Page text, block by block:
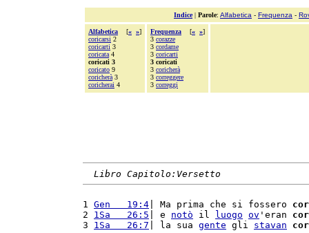
Indice| Parole: Alfabetica - Frequenza -
Alfabetica [« »]
coricarsi 2
coricarti 3
coricata 4
coricati 3
coricato 9
coricherà 3
coricherai 4
Frequenza [« »]
3 corazze
3 cordame
3 coricarti
3 coricati
3 coricherà
3 correggere
3 correggi
Libro Capitolo:Versetto
1 Gen   19:4 | Ma prima che si fossero
2 1Sa   26:5 | e notò il luogo ov 'eran
3 1Sa   26:7 | la sua gente gli stavan